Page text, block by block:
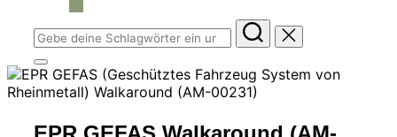
Suchen
nach:
Seitenleiste
&
Navigation